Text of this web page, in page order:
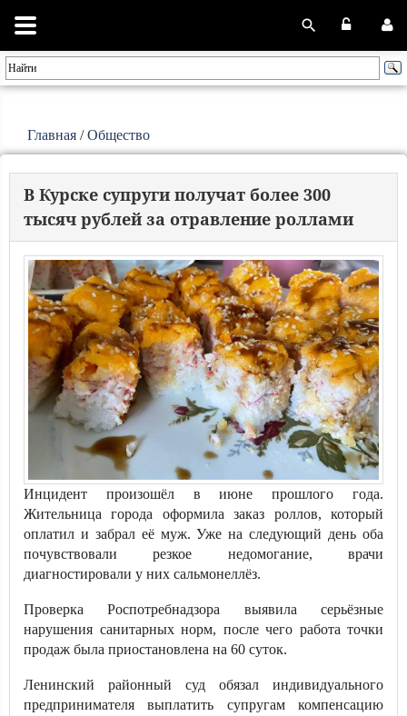
Главная /Общество
В Курске супруги получат более 300
тысяч рублей за отравление роллами
Инцидент произошёл в июне прошлого года.
Жительница города оформила заказ роллов, который
оплатил и забрал её муж. Уже на следующий день оба
почувствовали резкое недомогание, врачи
диагностировали у них сальмонеллёз.
Проверка Роспотребнадзора выявила серьёзные
нарушения санитарных норм, после чего работа точки
продаж была приостановлена на 60 суток.
Ленинский районный суд обязал индивидуального
предпринимателя выплатить супругам компенсацию